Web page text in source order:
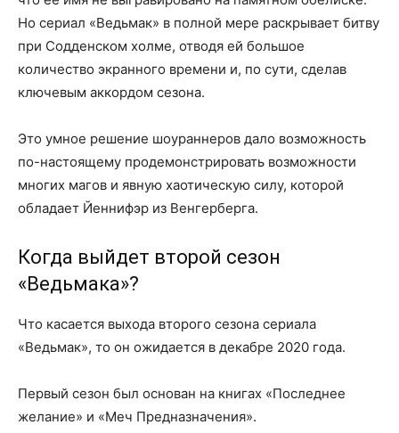
Но сериал «Ведьмак» в полной мере раскрывает битву
при Содденском холме, отводя ей большое
количество экранного времени и, по сути, сделав
ключевым аккордом сезона.
Это умное решение шоураннеров дало возможность
по-настоящему продемонстрировать возможности
многих магов и явную хаотическую силу, которой
обладает Йеннифэр из Венгерберга.
Когда выйдет второй сезон
«Ведьмака»?
Что касается выхода второго сезона сериала
«Ведьмак», то он ожидается в декабре 2020 года.
Первый сезон был основан на книгах «Последнее
желание» и «Меч Предназначения».